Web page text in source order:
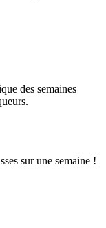
des semaines
sur une semaine !